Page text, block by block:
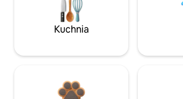
Kuchnia